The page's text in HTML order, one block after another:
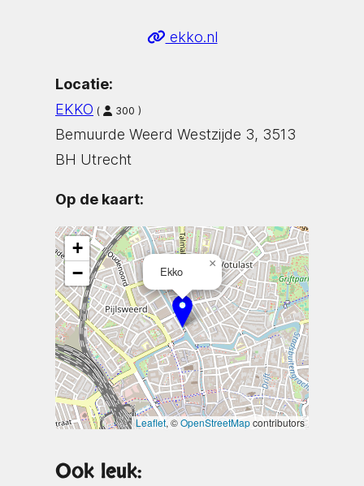
ekko.nl
Locatie:
EKKO ( 300 )
Bemuurde Weerd Westzijde 3, 3513
BH Utrecht
Op de kaart:
Ekko
×
+
−
Leaflet, ©OpenStreetMapcontributors
Ook leuk: